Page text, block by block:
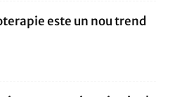
este un nou trend